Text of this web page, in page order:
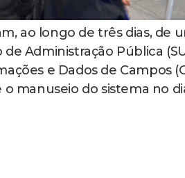
ao longo de três dias, de
Administração Pública
e Dados de Campos
manuseio do sistema no